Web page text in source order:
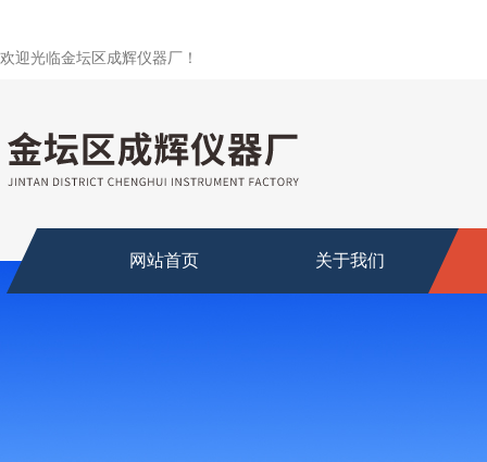
欢迎光临金坛区成辉仪器厂！
网站首页 关于我们